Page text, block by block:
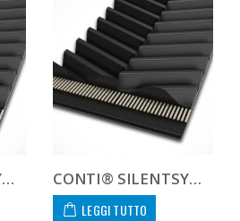
CONTI® SILENTSYNC P-720 CONTI® SILENTSYNC P-800
LEGGI TUTTO